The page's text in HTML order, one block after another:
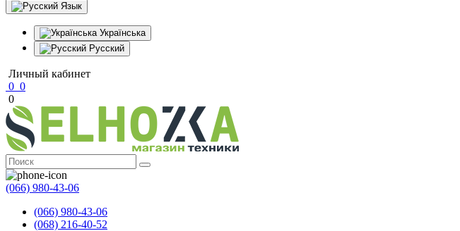
Язык
Українська
Русский
Личный кабинет
0 0
0
(066) 980-43-06
(066) 980-43-06
(068) 216-40-52